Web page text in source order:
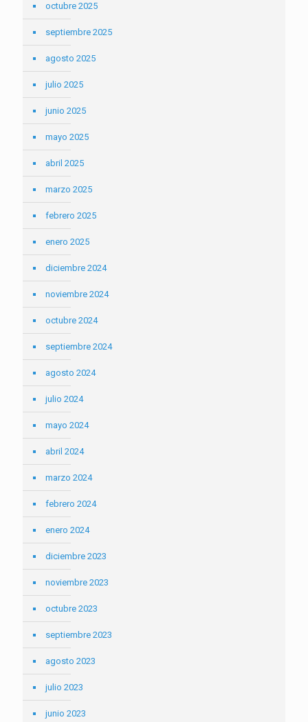
octubre 2025
septiembre 2025
agosto 2025
julio 2025
junio 2025
mayo 2025
abril 2025
marzo 2025
febrero 2025
enero 2025
diciembre 2024
noviembre 2024
octubre 2024
septiembre 2024
agosto 2024
julio 2024
mayo 2024
abril 2024
marzo 2024
febrero 2024
enero 2024
diciembre 2023
noviembre 2023
octubre 2023
septiembre 2023
agosto 2023
julio 2023
junio 2023